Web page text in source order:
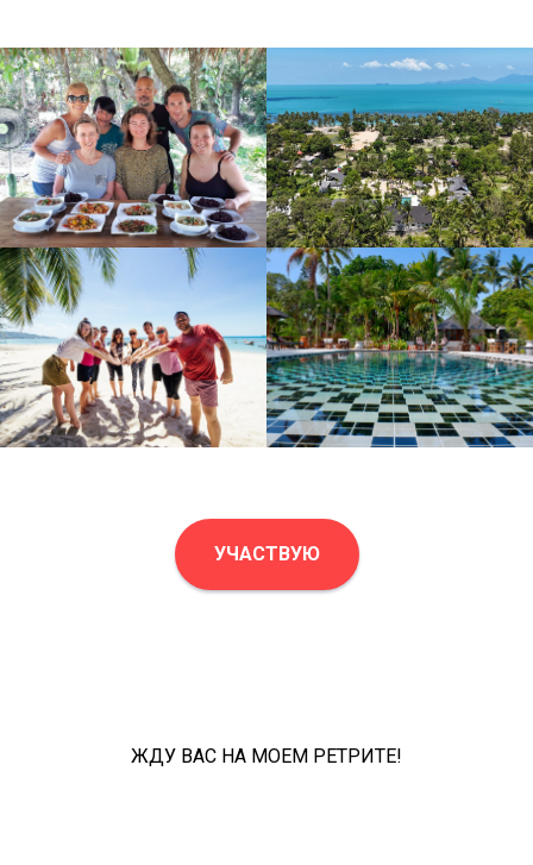
УЧАСТВУЮ
ЖДУ ВАС НА МОЕМ РЕТРИТЕ!